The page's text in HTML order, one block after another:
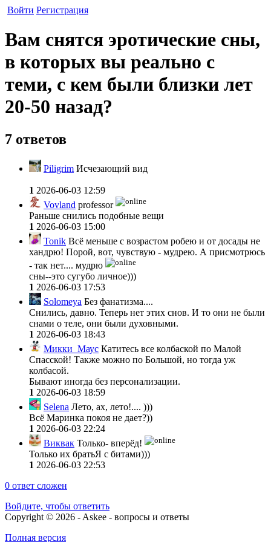
Войти Регистрация
Вам снятся эротические сны,
в которых вы реально с
теми, с кем были близки лет
20-50 назад?
7 ответов
Piligrim Исчезающий вид
1 2026-06-03 12:59
Vovland professor
Раньше снились подобные вещи
1 2026-06-03 15:00
Tonik Всё меньше с возрастом робею и от досады не
хандрю! Порой, вот, чувствую - мудрею. А присмотрюсь
- так нет.... мудрю
сны--это сугубо личное)))
1 2026-06-03 17:53
Solomeya Без фанатизма....
Снились, давно. Теперь нет этих снов. И то они не были
снами о теле, они были духовными.
1 2026-06-03 18:43
Микки_Маус Катитесь все колбаской по Малой
Спасской! Также можно по Большой, но тогда уж
колбасой.
Бывают иногда без персонализации.
1 2026-06-03 18:59
Selena Лето, ах, лето!.... )))
Всё Маринка покоя не дает?))
1 2026-06-03 22:24
Виквак Только- вперёд!
Только их братьЯ с битами)))
1 2026-06-03 22:53
0 ответ сложен
Войдите, чтобы ответить
Copyright © 2026 - Askee - вопросы и ответы
Полная версия